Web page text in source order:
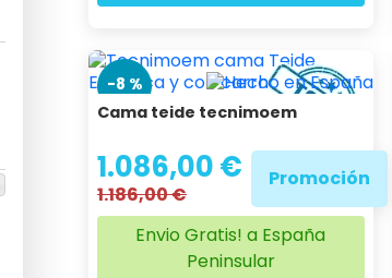
-8 %
Cama teide tecnimoem
1.086,00 €
1.186,00 €
Promoción
Envio Gratis! a España
Peninsular